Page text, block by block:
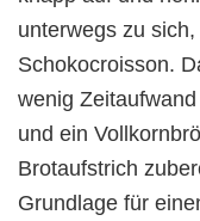
unterwegs zu
Schokocroisson.
wenig
und ein
Brotaufstrich
Grundlage für